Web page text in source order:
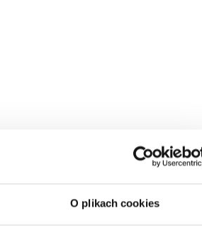
O plikach cookies